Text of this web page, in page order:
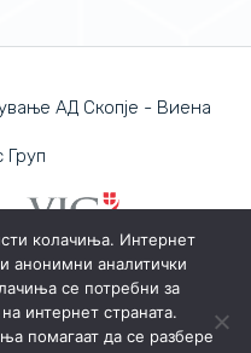
АД Скопје - Виена
колачиња. Интернет
анонимни аналитички
се потребни за
интернет страната.
помагаат да се разбере